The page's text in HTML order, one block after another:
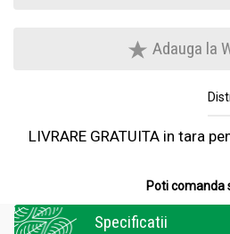
Adauga la
LIVRARE GRATUITA in tara
Poti comanda
Specificatii